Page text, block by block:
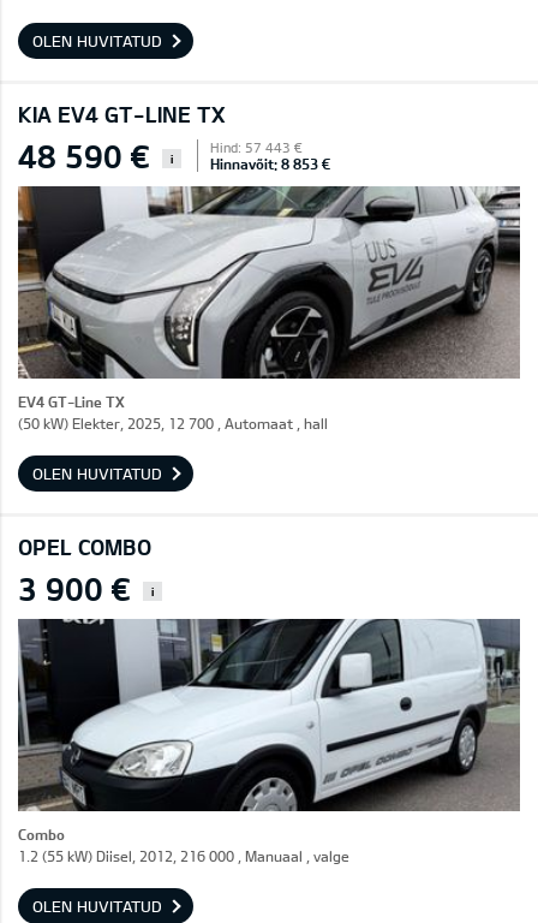
OLEN HUVITATUD
KIA EV4 GT-LINE TX
48 590 € i
Hind: 57 443 €
Hinnavõit: 8 853 €
EV4 GT-Line TX
(50 kW) Elekter, 2025, 12 700 , Automaat , hall
OLEN HUVITATUD
OPEL COMBO
3 900 € i
Combo
1.2 (55 kW) Diisel, 2012, 216 000 , Manuaal , valge
OLEN HUVITATUD